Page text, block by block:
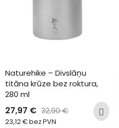
Naturehike – Divslāņu
titāna krūze bez roktura,
280 ml
27,97 € 32,90€
23,12€bez PVN